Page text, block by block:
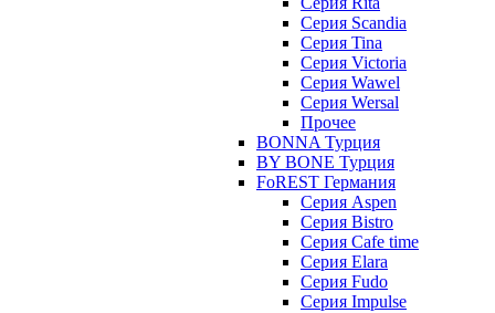
Серия Scandia
Серия Tina
Серия Victoria
Серия Wawel
Серия Wersal
Прочее
BONNA Турция
BY BONE Турция
FoREST Германия
Серия Aspen
Серия Bistro
Серия Cafe time
Серия Elara
Серия Fudo
Серия Impulse